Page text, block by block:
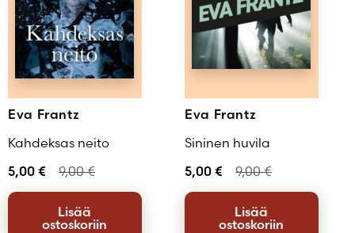
Eva Frantz
Kahdeksas neito
5,00 € 9,00€
Lisää
ostoskoriin
Eva Frantz
Sininen huvila
5,00 € 9,00€
Lisää
ostoskoriin